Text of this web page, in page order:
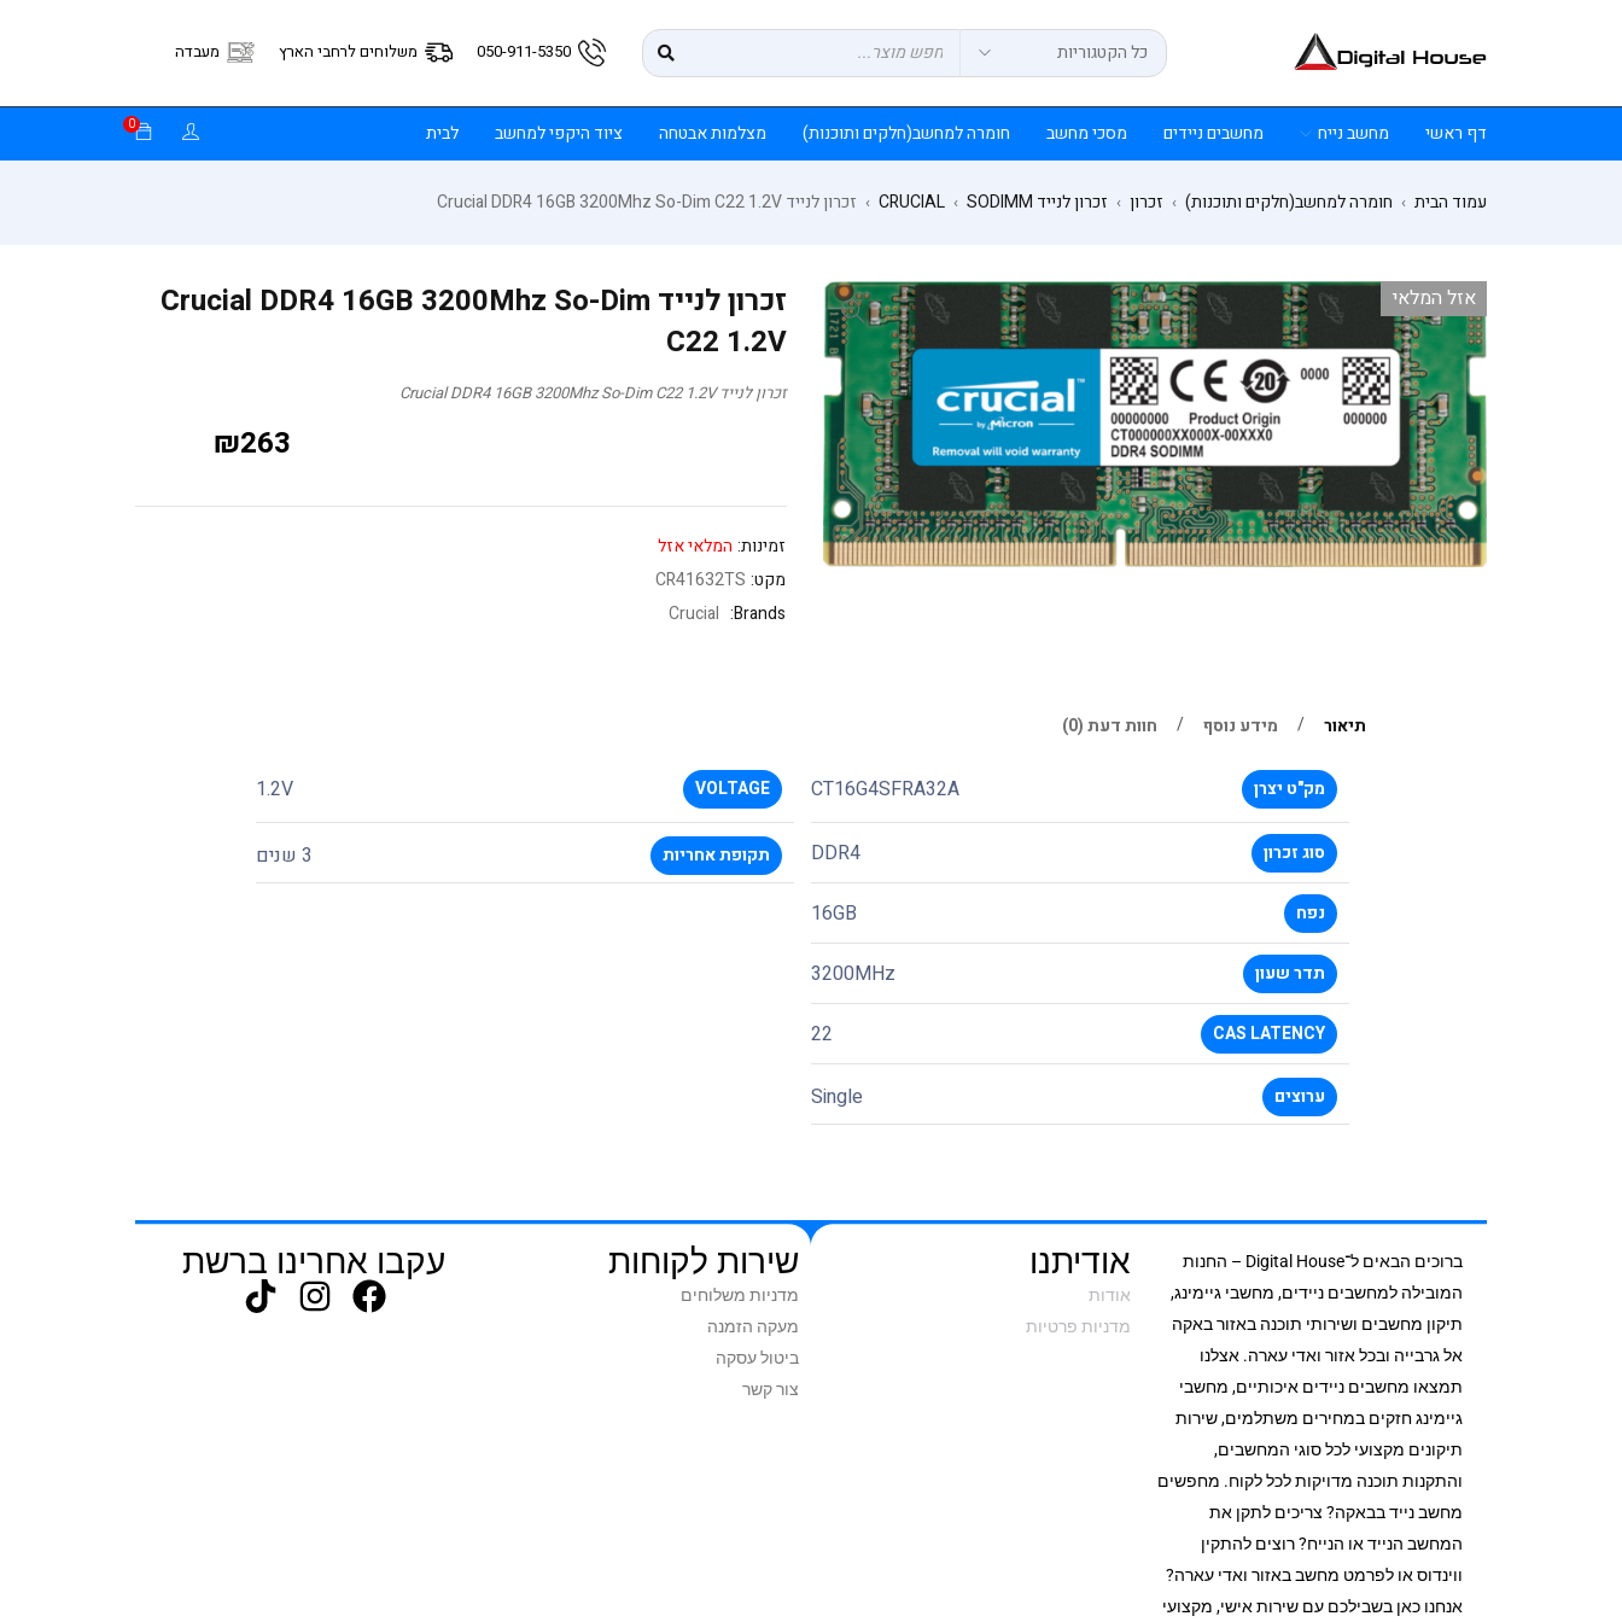
050-911-5350 משלוחים לרחבי הארץ מעבדה
דף ראשי מחשב נייח מחשבים ניידים מסכי מחשב חומרה למחשב(חלקים ותוכנות) מצלמות אבטחה ציוד היקפי למחשב לבית 0
עמוד הבית › חומרה למחשב(חלקים ותוכנות) › זכרון › זכרון לנייד SODIMM ›
CRUCIAL
› זכרון לנייד Crucial DDR4 16GB 3200Mhz So-Dim C22 1.2V
אזל המלאי
זכרון לנייד Crucial DDR4 16GB 3200Mhz So-Dim
C22 1.2V
זכרון לנייד Crucial DDR4 16GB 3200Mhz So-Dim C22 1.2V
₪263
זמינות: המלאי אזל
מקט: CR41632TS
Brands:
Crucial
תיאור מידע נוסף חוות דעת (0)
מק"ט יצרן CT16G4SFRA32A
סוג זכרון DDR4
נפח 16GB
תדר שעון 3200MHz
CAS LATENCY
22
ערוצים Single
VOLTAGE
1.2V
תקופת אחריות 3 שנים
ברוכים הבאים ל־Digital House – החנות
המובילה למחשבים ניידים, מחשבי גיימינג,
תיקון מחשבים ושירותי תוכנה באזור באקה
אל גרבייה ובכל אזור ואדי עארה. אצלנו
תמצאו מחשבים ניידים איכותיים, מחשבי
גיימינג חזקים במחירים משתלמים, שירות
תיקונים מקצועי לכל סוגי המחשבים,
והתקנות תוכנה מדויקות לכל לקוח. מחפשים
מחשב נייד בבאקה? צריכים לתקן את
המחשב הנייד או הנייח? רוצים להתקין
ווינדוס או לפרמט מחשב באזור ואדי עארה?
אנחנו כאן בשבילכם עם שירות אישי, מקצועי
אודיתנו
אודות
מדניות פרטיות
שירות לקוחות
מדניות משלוחים
מעקה הזמנה
ביטול עסקה
צור קשר
עקבו אחרינו ברשת